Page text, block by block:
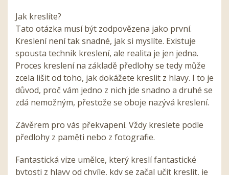
Jak kreslíte?
Tato otázka musí být zodpovězena jako první.
Kreslení není tak snadné, jak si myslíte. Existuje
spousta technik kreslení, ale realita je jen jedna.
Proces kreslení na základě předlohy se tedy může
zcela lišit od toho, jak dokážete kreslit z hlavy. I to je
důvod, proč vám jedno z nich jde snadno a druhé se
zdá nemožným, přestože se oboje nazývá kreslení.
Závěrem pro vás překvapení. Vždy kreslete podle
předlohy z paměti nebo z fotografie.
Fantastická vize umělce, který kreslí fantastické
bytosti z hlavy od chvíle, kdy se začal učit kreslit, je